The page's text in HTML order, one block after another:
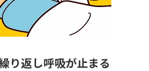
校
大学入学共通テスト「受験案
内」の請求
験上の
高等学校卒業程度認定試験
小学校教員資格認定試験
り返し呼吸が止まる